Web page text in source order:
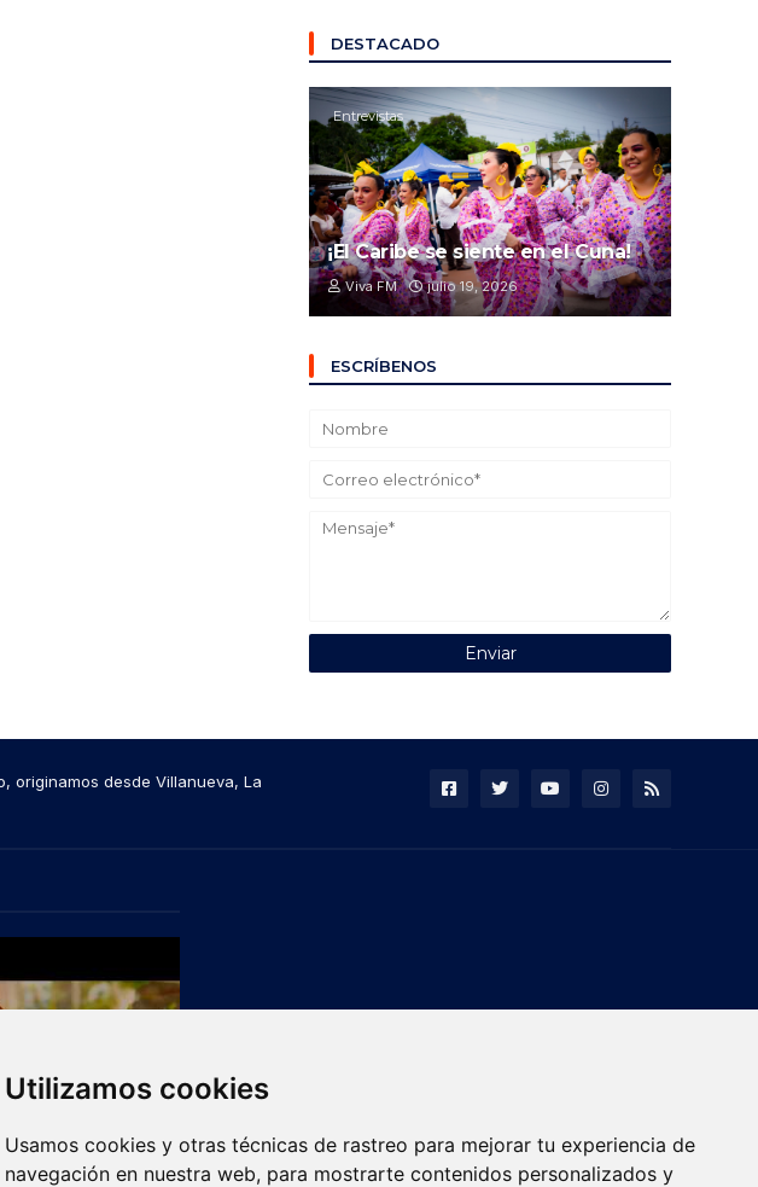
Utilizamos cookies
Usamos cookies y otras técnicas de rastreo para mejorar tu experiencia de
navegación en nuestra web, para mostrarte contenidos personalizados y
DESTACADO
Entrevistas
¡El Caribe se siente en el Cuna!
Viva FM julio 19, 2026
ESCRÍBENOS
originamos desde Villanueva, La